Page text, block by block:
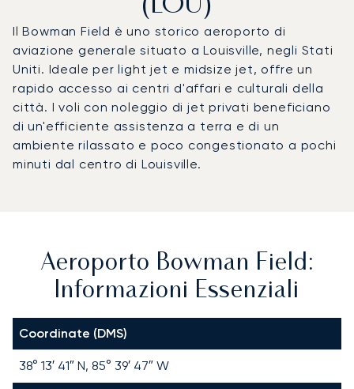
(LOU)
Il Bowman Field è uno storico aeroporto di
aviazione generale situato a Louisville, negli Stati
Uniti. Ideale per light jet e midsize jet, offre un
rapido accesso ai centri d'affari e culturali della
città. I voli con noleggio di jet privati beneficiano
di un'efficiente assistenza a terra e di un
ambiente rilassato e poco congestionato a pochi
minuti dal centro di Louisville.
Aeroporto Bowman Field:
Informazioni Essenziali
Coordinate (DMS)
38° 13′ 41″ N, 85° 39′ 47″ W